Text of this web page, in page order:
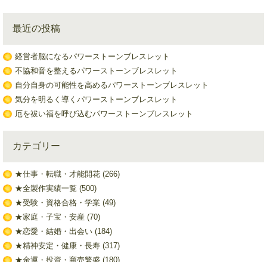
最近の投稿
経営者脳になるパワーストーンブレスレット
不協和音を整えるパワーストーンブレスレット
自分自身の可能性を高めるパワーストーンブレスレット
気分を明るく導くパワーストーンブレスレット
厄を祓い福を呼び込むパワーストーンブレスレット
カテゴリー
★仕事・転職・才能開花(266)
★全製作実績一覧 (500)
★受験・資格合格・学業(49)
★家庭・子宝・安産(70)
★恋愛・結婚・出会い(184)
★精神安定・健康・長寿(317)
★金運・投資・商売繁盛 (180)